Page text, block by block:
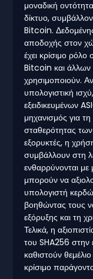
μοναδική
δίκτυο,
Bitcoin.
αποδοχής στον
έχει κρίσιμο
Bitcoin και
χρησιμοποιούν.
υπολογιστική
εξειδικευμένων
μηχανισμός για
σταθερότητας
εξορυκτές, η
συμβάλλουν στη
ενθαρρύνονται με
μπορούν να
υπολογιστή
βοηθώντας τους
εξόρυξης και τη
Τελικά, η
του SHA256 στην
καθιστούν
κρίσιμο